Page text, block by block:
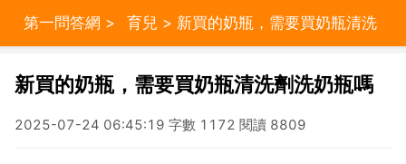
第一問答網 > 育兒 > 新買的奶瓶，需要買奶瓶清洗
劑洗奶瓶嗎
新買的奶瓶，需要買奶瓶清洗劑洗奶瓶嗎
2025-07-24 06:45:19 字數 1172 閱讀 8809